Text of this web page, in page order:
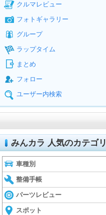
クルマレビュー
フォトギャラリー
グループ
ラップタイム
まとめ
フォロー
ユーザー内検索
みんカラ 人気のカテゴリ
車種別
整備手帳
パーツレビュー
スポット